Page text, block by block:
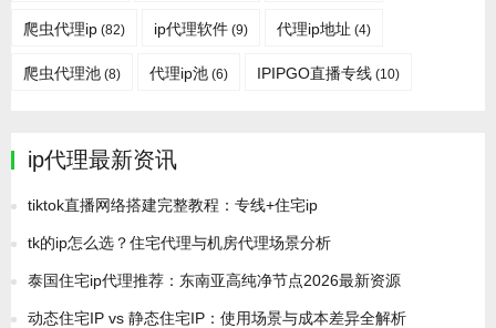
爬虫代理ip (82) ip代理软件 (9) 代理ip地址 (4)
爬虫代理池 (8) 代理ip池 (6) IPIPGO直播专线 (10)
ip代理最新资讯
tiktok直播网络搭建完整教程：专线+住宅ip
tk的ip怎么选？住宅代理与机房代理场景分析
泰国住宅ip代理推荐：东南亚高纯净节点2026最新资源
动态住宅IP vs 静态住宅IP：使用场景与成本差异全解析